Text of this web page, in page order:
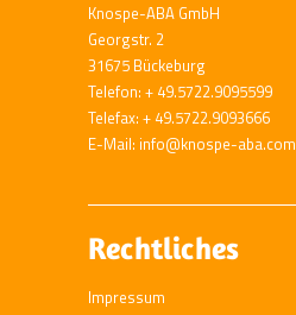
Knospe-ABA GmbH
Georgstr. 2
31675 Bückeburg
Telefon: + 49.5722.9095599
Telefax: + 49.5722.9093666
E-Mail: info@knospe-aba.com
Rechtliches
Impressum